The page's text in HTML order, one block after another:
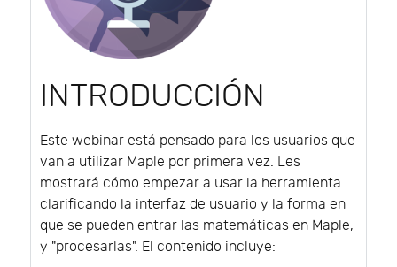
INTRODUCCIÓN
Este webinar está pensado para los usuarios que
van a utilizar Maple por primera vez. Les
mostrará cómo empezar a usar la herramienta
clarificando la interfaz de usuario y la forma en
que se pueden entrar las matemáticas en Maple,
y "procesarlas". El contenido incluye: